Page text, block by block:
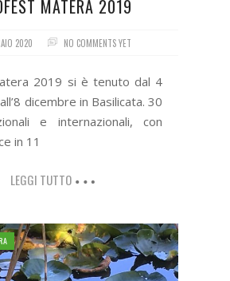
MATERA 2019
2020 NO COMMENTS YET
2019 si è tenuto dal 4
dicembre in Basilicata. 30
e internazionali, con
in 11
LEGGI TUTTO